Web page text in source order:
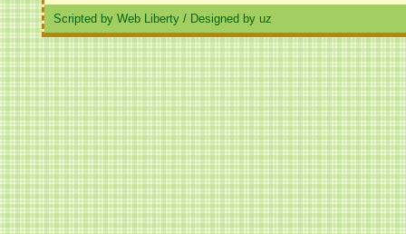
Scripted by Web Liberty / Designed by uz